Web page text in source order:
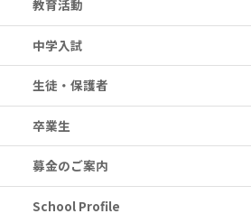
教育活動
中学入試
生徒・保護者
卒業生
募金のご案内
School Profile